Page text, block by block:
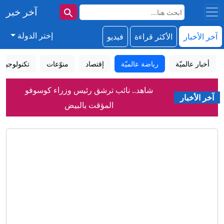
آخر خبر
آخر الأخبار الأكثر قراءة فيديو إختر الدولة
أخبار عالميّة رياضة عالميّة إقتصاد منوّعات تكنولوجيا
آخر الأخبار
شاهد.. نائب ترشق رئيس وزراء كوسوفو
المؤقت بالبيض
وكالة إيرانية تنشر فيديو للمرشد الأعلى